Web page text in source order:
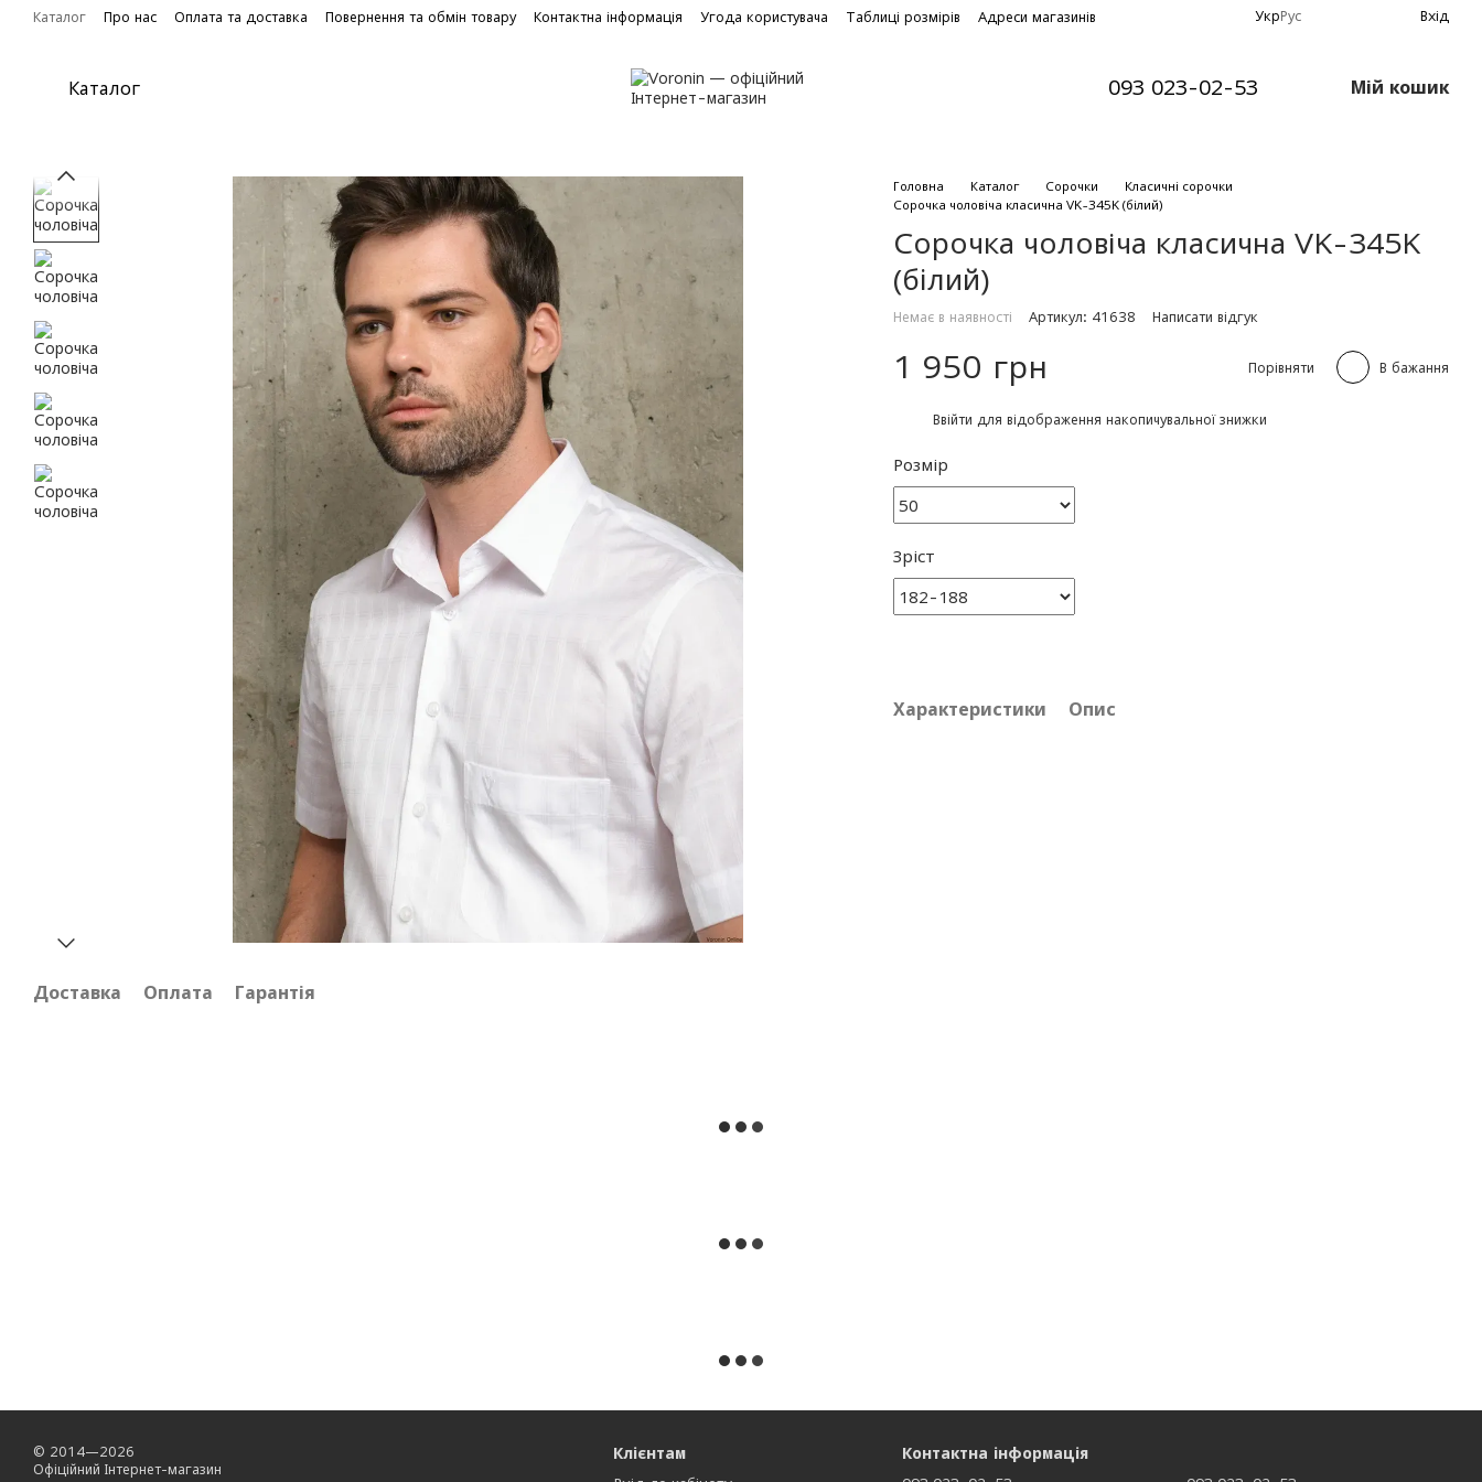
Перейти до основного контенту
Каталог Про нас Оплата та доставка Повернення та обмін товару Контактна інформація Угода користувача Таблиці розмірів Адреси магазинів УкрРус Вхід
Каталог 093 023-02-53 Мій кошик
Доставка Оплата Гарантія
Головна Каталог Сорочки
Класичні сорочки
Сорочка чоловіча класична VK-345K (бiлий)
Сорочка чоловіча класична VK-345K
(бiлий)
Немає в наявності Артикул: 41638 Написати відгук
1 950 грн Порівняти В бажання
Ввійти для відображення накопичувальної знижки
Розмір
Зріст
Характеристики Опис
© 2014—2026
Офіційний Інтернет-магазин
Клієнтам Контактна інформація